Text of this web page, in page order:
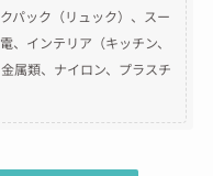
パック（リュック）、スー
、インテリア（キッチン、
属類、ナイロン、プラスチ